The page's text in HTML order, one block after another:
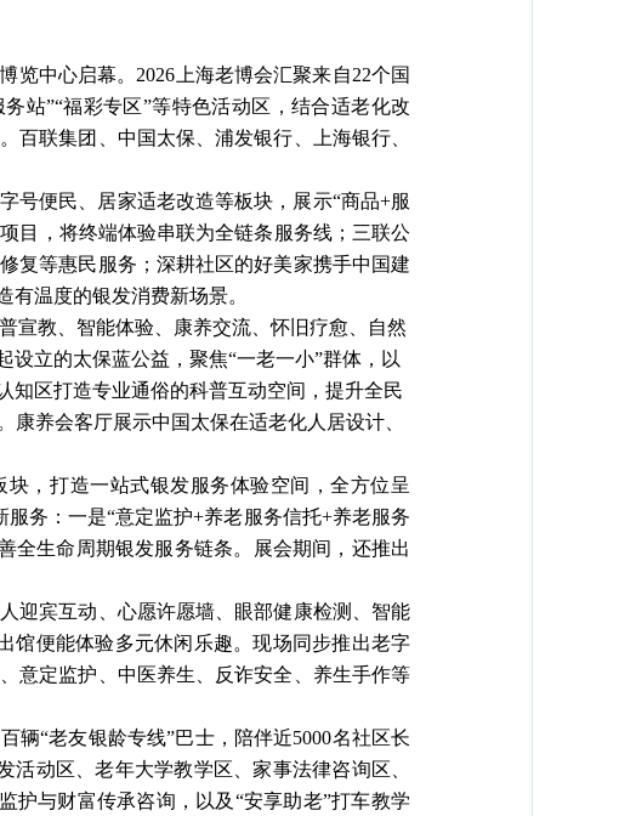
览中心启幕。2026上海老博会汇聚来自22个国
站”“福彩专区”等特色活动区，结合适老化改
联集团、中国太保、浦发银行、上海银行、
号便民、居家适老改造等板块，展示“商品+服
目，将终端体验串联为全链条服务线；三联公
复等惠民服务；深耕社区的好美家携手中国建
温度的银发消费新场景。
宣教、智能体验、康养交流、怀旧疗愈、自然
立的太保蓝公益，聚焦“一老一小”群体，以
知区打造专业通俗的科普互动空间，提升全民
养会客厅展示中国太保在适老化人居设计、
块，打造一站式银发服务体验空间，全方位呈
务：一是“意定监护+养老服务信托+养老服务
全生命周期银发服务链条。展会期间，还推出
迎宾互动、心愿许愿墙、眼部健康检测、智能
馆便能体验多元休闲乐趣。现场同步推出老字
意定监护、中医养生、反诈安全、养生手作等
辆“老友银龄专线”巴士，陪伴近5000名社区长
动区、老年大学教学区、家事法律咨询区、
护与财富传承咨询，以及“安享助老”打车教学